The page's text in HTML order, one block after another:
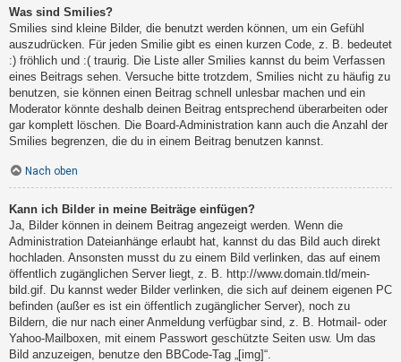
Was sind Smilies?
Smilies sind kleine Bilder, die benutzt werden können, um ein Gefühl
auszudrücken. Für jeden Smilie gibt es einen kurzen Code, z. B. bedeutet
:) fröhlich und :( traurig. Die Liste aller Smilies kannst du beim Verfassen
eines Beitrags sehen. Versuche bitte trotzdem, Smilies nicht zu häufig zu
benutzen, sie können einen Beitrag schnell unlesbar machen und ein
Moderator könnte deshalb deinen Beitrag entsprechend überarbeiten oder
gar komplett löschen. Die Board-Administration kann auch die Anzahl der
Smilies begrenzen, die du in einem Beitrag benutzen kannst.
Nach oben
Kann ich Bilder in meine Beiträge einfügen?
Ja, Bilder können in deinem Beitrag angezeigt werden. Wenn die
Administration Dateianhänge erlaubt hat, kannst du das Bild auch direkt
hochladen. Ansonsten musst du zu einem Bild verlinken, das auf einem
öffentlich zugänglichen Server liegt, z. B. http://www.domain.tld/mein-
bild.gif. Du kannst weder Bilder verlinken, die sich auf deinem eigenen PC
befinden (außer es ist ein öffentlich zugänglicher Server), noch zu
Bildern, die nur nach einer Anmeldung verfügbar sind, z. B. Hotmail- oder
Yahoo-Mailboxen, mit einem Passwort geschützte Seiten usw. Um das
Bild anzuzeigen, benutze den BBCode-Tag „[img]“.